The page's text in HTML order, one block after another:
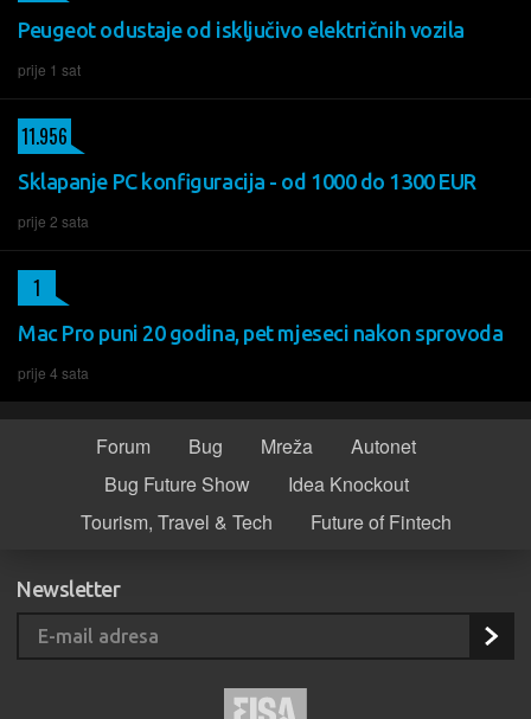
Peugeot odustaje od isključivo električnih vozila
prije 1 sat
Sklapanje PC konfiguracija - od 1000 do 1300 EUR
prije 2 sata
11.956
Mac Pro puni 20 godina, pet mjeseci nakon sprovoda
prije 4 sata
1
Forum Bug Mreža
Autonet
Bug Future Show
Idea Knockout
Tourism, Travel & Tech
Future of Fintech
Newsletter